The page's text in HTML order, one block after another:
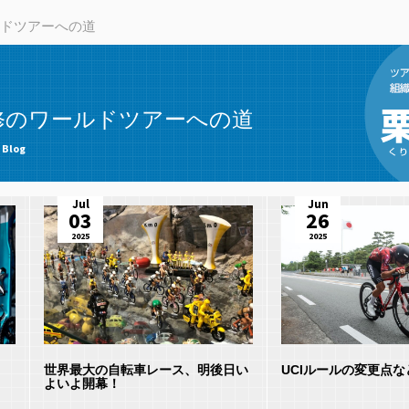
ツアーへの道
のワールドツアーへの道
Blog
世界最大の自転車レース、明後日い
よいよ開幕！
Jul
03
2025
UCIルールの変更点な
Jun
26
2025